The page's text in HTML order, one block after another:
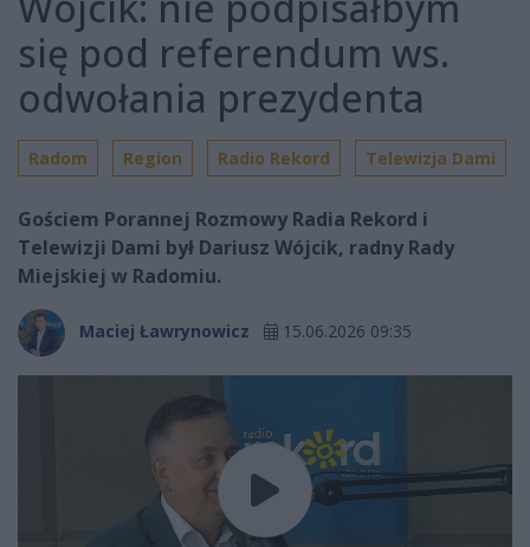
się pod referendum ws.
odwołania prezydenta
Radom Region Radio Rekord Telewizja Dami
Gościem Porannej Rozmowy Radia Rekord i
Telewizji Dami był Dariusz Wójcik, radny Rady
Miejskiej w Radomiu.
Maciej Ławrynowicz 15.06.2026 09:35